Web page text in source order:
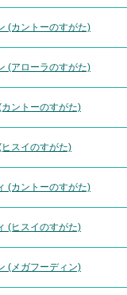
(カントーのすがた)
(アローラのすがた)
ントーのすがた)
スイのすがた)
(カントーのすがた)
(ヒスイのすがた)
(メガフーディン)